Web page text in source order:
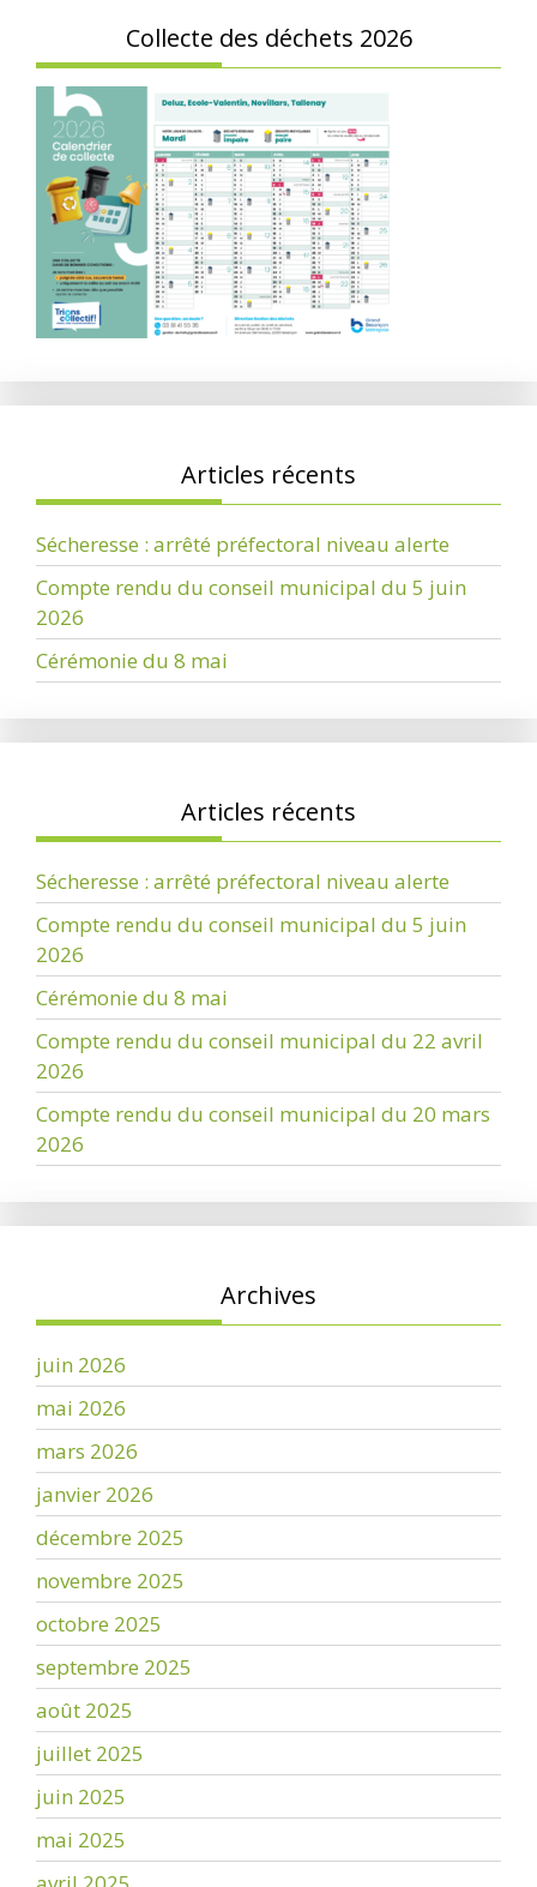
Collecte des déchets 2026
Articles récents
Sécheresse : arrêté préfectoral niveau alerte
Compte rendu du conseil municipal du 5 juin
2026
Cérémonie du 8 mai
Articles récents
Sécheresse : arrêté préfectoral niveau alerte
Compte rendu du conseil municipal du 5 juin
2026
Cérémonie du 8 mai
Compte rendu du conseil municipal du 22 avril
2026
Compte rendu du conseil municipal du 20 mars
2026
Archives
juin 2026
mai 2026
mars 2026
janvier 2026
décembre 2025
novembre 2025
octobre 2025
septembre 2025
août 2025
juillet 2025
juin 2025
mai 2025